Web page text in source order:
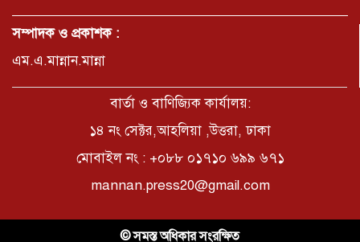
ভ্রমণ কাহিনী: পদ্মা পারে আনন্দ ভ্রমণ –
সময় –মুক্তা পারভীন
কক্সবাজার ইনানী বিচে ‘কুমিল্লা কবি
স্মারক বিতরণ
পাবনার মোঃ হাবিবুর রহমান (শুভ)-কে
সম্পাদক ও প্রকাশক :
এম.এ.মান্নান.মান্না
বার্তা ও বাণিজ্যিক কার্যালয়:
১৪ নং সেক্টর,আহলিয়া ,উত্তরা, ঢাকা
মোবাইল নং : +০৮৮ ০১৭১০ ৬৯৯ ৬৭১
mannan.press20@gmail.com
© সমস্ত অধিকার সংরক্ষিত